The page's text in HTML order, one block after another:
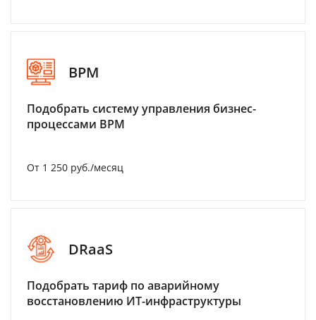
BPM
Подобрать систему управления бизнес-
процессами BPM
От 1 250 руб./месяц
DRaaS
Подобрать тариф по аварийному
восстановлению ИТ-инфраструктуры